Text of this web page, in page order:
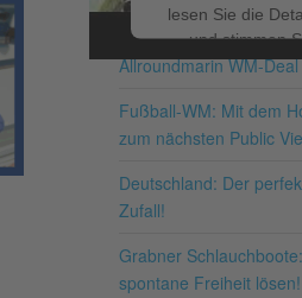
lesen Sie die
und stimmen
Nutzung des
powered by
Consent
Schnappe dir bis zum
Allroundmarin WM-
Fußball-WM: Mit dem
zum nächsten Public
Deutschland: Der
Zufall!
Grabner
spontane Freiheit lösen!